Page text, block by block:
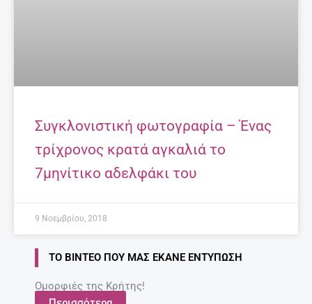
Συγκλονιστική φωτογραφία – Ένας
τρίχρονος κρατά αγκαλιά το
7μηνίτικο αδελφάκι του
9 Νοεμβρίου, 2018
ΤΟ ΒΊΝΤΕΟ ΠΟΥ ΜΑΣ ΈΚΑΝΕ ΕΝΤΎΠΩΣΗ
Ομορφιές της Κρήτης!